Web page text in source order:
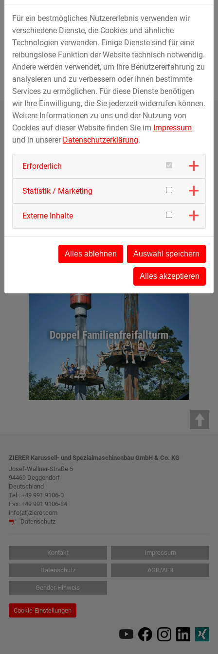
ihn jedoch auf keinen Fall. Ob als Palme, Leuchtturm,
chinesische Laterne oder im Design Ihrer Wahl – der
Familienfreifallturm ist ein absoluter Hingucker. Die
perfekte Mischung aus kleinem Adrenalinkick und großem
Spaß, nicht nur für die Fahrgäste, sondern auch für die
Zuschauer.
Familienfreifallturm
Doppel Familienfreifallturm
ZIERER Karussell- und Spezialmaschinenbau GmbH & Co. KG
Josef-Wallner-Straße 5
94469 Deggendorf
Deutschland
Tel.: +49 991 9106-0
Fax: +49 991 9106-84
info(at)zierer.com
Datenschutz
Kontakt Impressum
Datenschutz AGB/AEB
Gender-Hinweis
Cookie-Einstellungen
Für ein bestmögliches Nutzererlebnis verwenden wir
verschiedene Dienste, die Cookies und ähnliche
Technologien verwenden. Einige Dienste sind für eine
reibungslose Funktion der Website technisch notwendig.
Andere werden verwendet, um Ihre Benutzererfahrung zu
analysieren und zu verbessern oder Ihnen bestimmte
Services zu ermöglichen. Für diese Dienste benötigen
wir Ihre Einwilligung, die Sie jederzeit widerrufen können.
Weitere Informationen zu uns und der Nutzung von
Cookies auf dieser Website finden Sie im Impressum
und in unserer Datenschutzerklärung.
Erforderlich
Statistik / Marketing
Externe Inhalte
Alles ablehnen Auswahl speichern
Alles akzeptieren